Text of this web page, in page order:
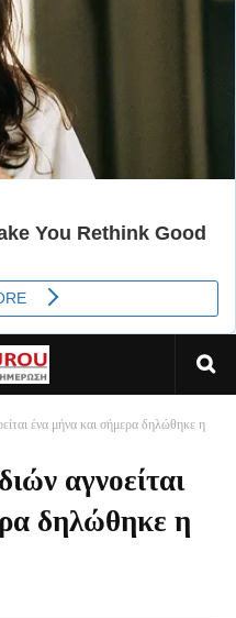
ένα μήνα και σήμερα δηλώθηκε η
αγνοείται
δηλώθηκε η